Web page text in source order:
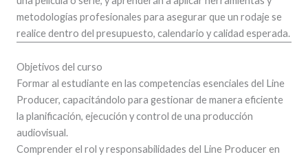
metodologías profesionales para asegurar que un rodaje se
realice dentro del presupuesto, calendario y calidad esperada.
Objetivos del curso
Formar al estudiante en las competencias esenciales del Line
Producer, capacitándolo para gestionar de manera eficiente
la planificación, ejecución y control de una producción
audiovisual.
Comprender el rol y responsabilidades del Line Producer en